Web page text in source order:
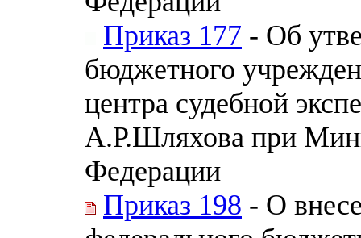
Приказ 177 - Об
бюджетного
центра судебной
А.Р.Шляхова при
Федерации
Приказ 198 - О